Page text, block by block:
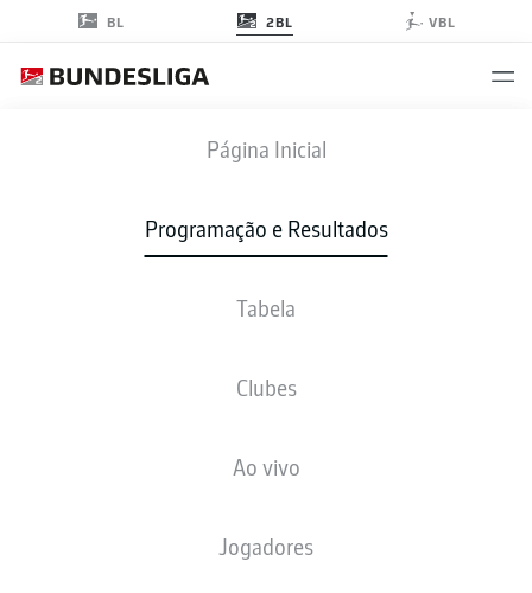
BL 2BL VBL
Página Inicial
Programação e Resultados
Tabela
Clubes
Ao vivo
Jogadores
EBS FCM
ESCALAÇÕES